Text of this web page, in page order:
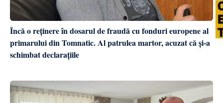
Încă o reținere în dosarul de fraudă cu fonduri europene al
primarului din Tomnatic. Al patrulea martor, acuzat că și-a
schimbat declarațiile